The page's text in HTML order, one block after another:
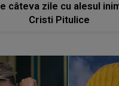
câteva zile cu alesul
Cristi Pitulice